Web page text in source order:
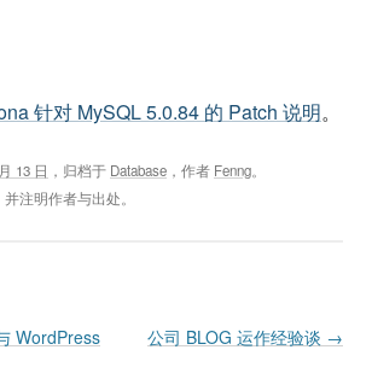
针对 MySQL 5.0.84 的 Patch 说明。
13 日 ，归档于 Database ，作者 Fenng。
注明作者与出处。
WordPress 公司 BLOG 运作经验谈 →